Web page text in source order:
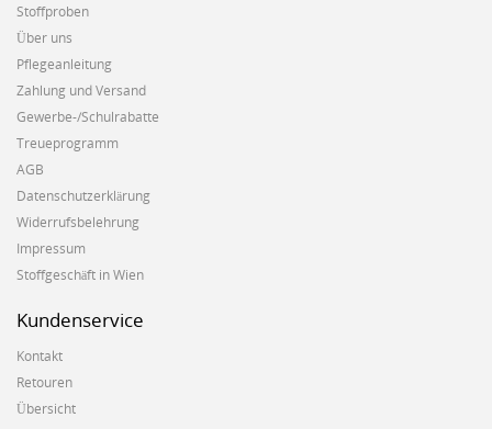
Stoffproben
Über uns
Pflegeanleitung
Zahlung und Versand
Gewerbe-/Schulrabatte
Treueprogramm
AGB
Datenschutzerklärung
Widerrufsbelehrung
Impressum
Stoffgeschäft in Wien
Kundenservice
Kontakt
Retouren
Übersicht